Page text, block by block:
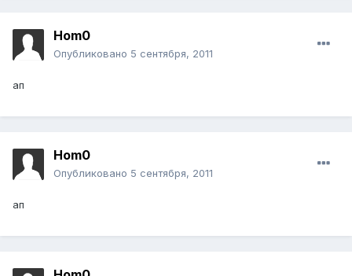
Hom0
Опубликовано 5 сентября, 2011
ап
Hom0
Опубликовано 5 сентября, 2011
ап